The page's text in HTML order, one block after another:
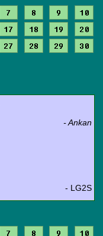
7 8 9
10
17 18 19
20
27 28 29
30
- Ankan
- LG2S
7 8 9 10